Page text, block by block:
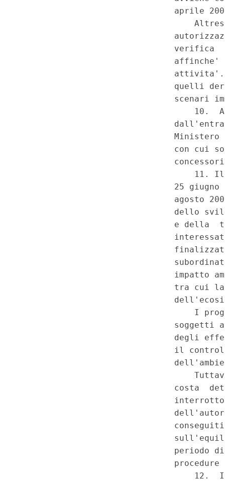
vigore del decreto-legge,
Ricorso della Regione
dei requisiti
del Governo alle Regioni. -
2014, n. 133, convertito,
novembre 2014, n. 164, art.
particolare, comma 4. -
Misure per la valorizzazione
nazionali introdotte dal
(c.d. «sblocca Italia») -
un piano di aree in cui sono
comma 1 - Adozione di
mero parere delle Regioni
menzionate - Ricorso della
Denunciata violazione della
legislativa concorrente
trasporto e distribuzione
materia di governo del
pubblica, di gestione dei
del principio di leale
all'intesa «forte» con le
settembre 2014, n. 133,
dalla legge 11 novembre
complesso e, in particolare,
Costituzione, artt. 117,
combinato disposto con
Serie Speciale - Corte